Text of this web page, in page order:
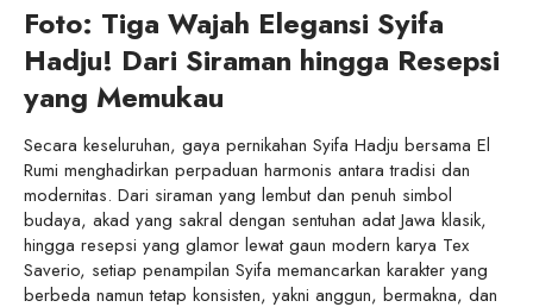
Foto: Tiga Wajah Elegansi Syifa
Hadju! Dari Siraman hingga Resepsi
yang Memukau
Secara keseluruhan, gaya pernikahan Syifa Hadju bersama El
Rumi menghadirkan perpaduan harmonis antara tradisi dan
modernitas. Dari siraman yang lembut dan penuh simbol
budaya, akad yang sakral dengan sentuhan adat Jawa klasik,
hingga resepsi yang glamor lewat gaun modern karya Tex
Saverio, setiap penampilan Syifa memancarkan karakter yang
berbeda namun tetap konsisten, yakni anggun, bermakna, dan